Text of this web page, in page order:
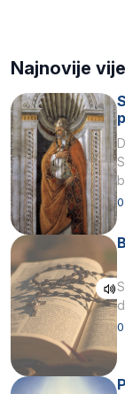
Najnovije